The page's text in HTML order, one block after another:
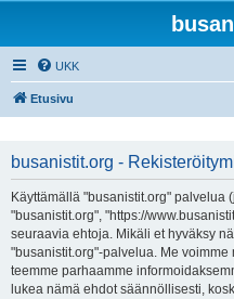
UKK
Etusivu
busanistit.org -
Käyttämällä "busanistit.org" palvelua
"busanistit.org", "https://
seuraavia ehtoja. Mikäli et hyväksy
"busanistit.org"-palvelua. Me
teemme parhaamme
lukea nämä ehdot säännöllisesti,